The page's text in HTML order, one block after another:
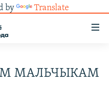
by Translate
МАЛЬЧЫКАМ